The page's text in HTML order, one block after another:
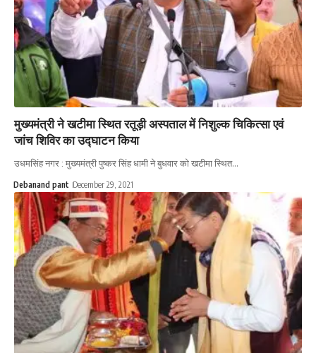
मुख्यमंत्री ने खटीमा स्थित रतूड़ी अस्पताल में निशुल्क चिकित्सा एवं
जांच शिविर का उद्घाटन किया
उधमसिंह नगर : मुख्यमंत्री पुष्कर सिंह धामी ने बुधवार को खटीमा स्थित…
Debanand pant December 29, 2021